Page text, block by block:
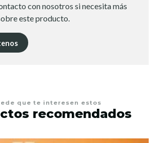
con nosotros si necesita más
este producto.
que te interesen estos
recomendados